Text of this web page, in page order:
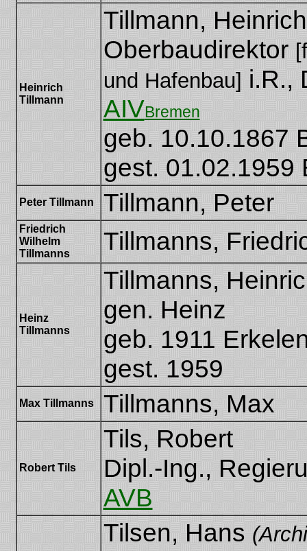
Heinrich
Tillmann
Tillmann,
Oberbaudirektor
und Hafenbau]i.R.,
AIVBremen
geb. 10.10.1867
gest. 01.02.1959
Peter Tillmann Tillmann, Peter
Friedrich
Wilhelm
Tillmanns
Tillmanns,
Heinz
Tillmanns
Tillmanns,
gen. Heinz
geb. 1911
gest. 1959
Max Tillmanns Tillmanns, Max
Robert Tils
Tils, Robert
Dipl.-Ing.,
AVB
Tilsen, Hans